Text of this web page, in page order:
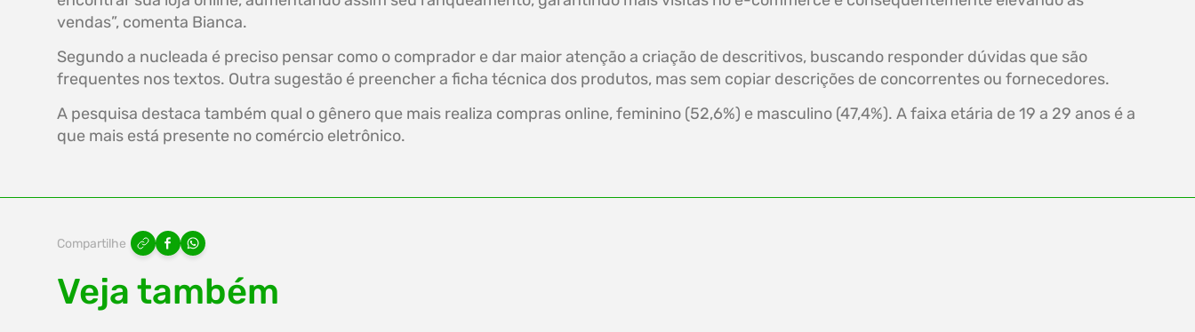
vendas”, comenta Bianca.
Segundo a nucleada é preciso pensar como o comprador e dar maior atenção a criação de descritivos, buscando responder dúvidas que são
frequentes nos textos. Outra sugestão é preencher a ficha técnica dos produtos, mas sem copiar descrições de concorrentes ou fornecedores.
A pesquisa destaca também qual o gênero que mais realiza compras online, feminino (52,6%) e masculino (47,4%). A faixa etária de 19 a 29 anos é a
que mais está presente no comércio eletrônico.
Compartilhe
Veja também